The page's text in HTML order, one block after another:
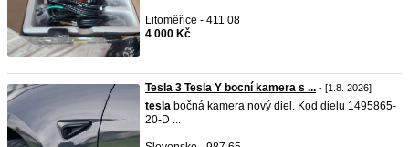
Litoměřice - 411 08
4 000 Kč
Tesla 3 Tesla Y bocní kamera s ... - [1.8. 2026]
tesla bočná kamera nový diel. Kod dielu 1495865-
20-D ...